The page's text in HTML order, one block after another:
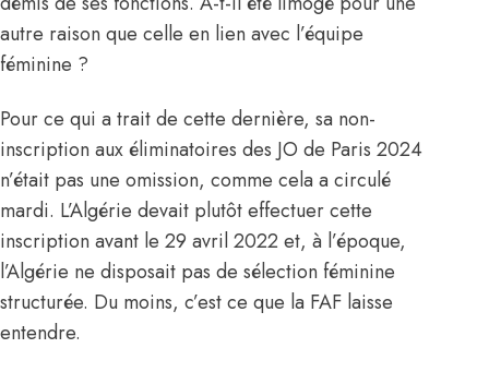
autre raison que celle en lien avec l’équipe
féminine ?
Pour ce qui a trait de cette dernière, sa non-
inscription aux éliminatoires des JO de Paris 2024
n’était pas une omission, comme cela a circulé
mardi. L’Algérie devait plutôt effectuer cette
inscription avant le 29 avril 2022 et, à l’époque,
l’Algérie ne disposait pas de sélection féminine
structurée. Du moins, c’est ce que la FAF laisse
entendre.